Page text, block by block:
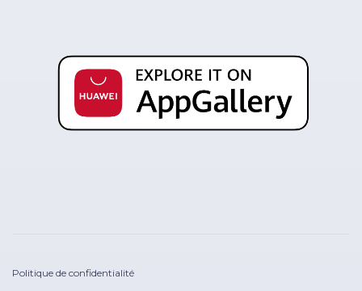
Politique de confidentialité